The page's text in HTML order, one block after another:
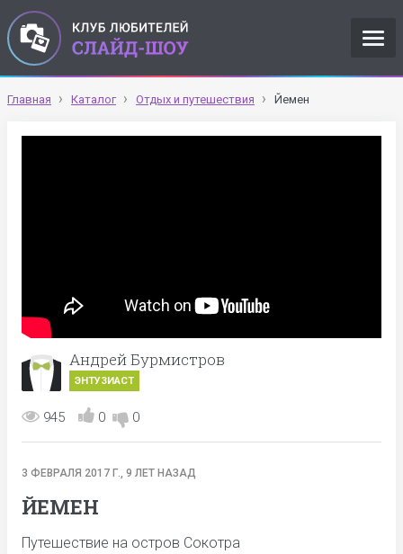
Главная Каталог Отдых и путешествия Йемен
Андрей Бурмистров
ЭНТУЗИАСТ
945 0 0
3 ФЕВРАЛЯ 2017 Г., 9 ЛЕТ НАЗАД
ЙЕМЕН
Путешествие на остров Сокотра